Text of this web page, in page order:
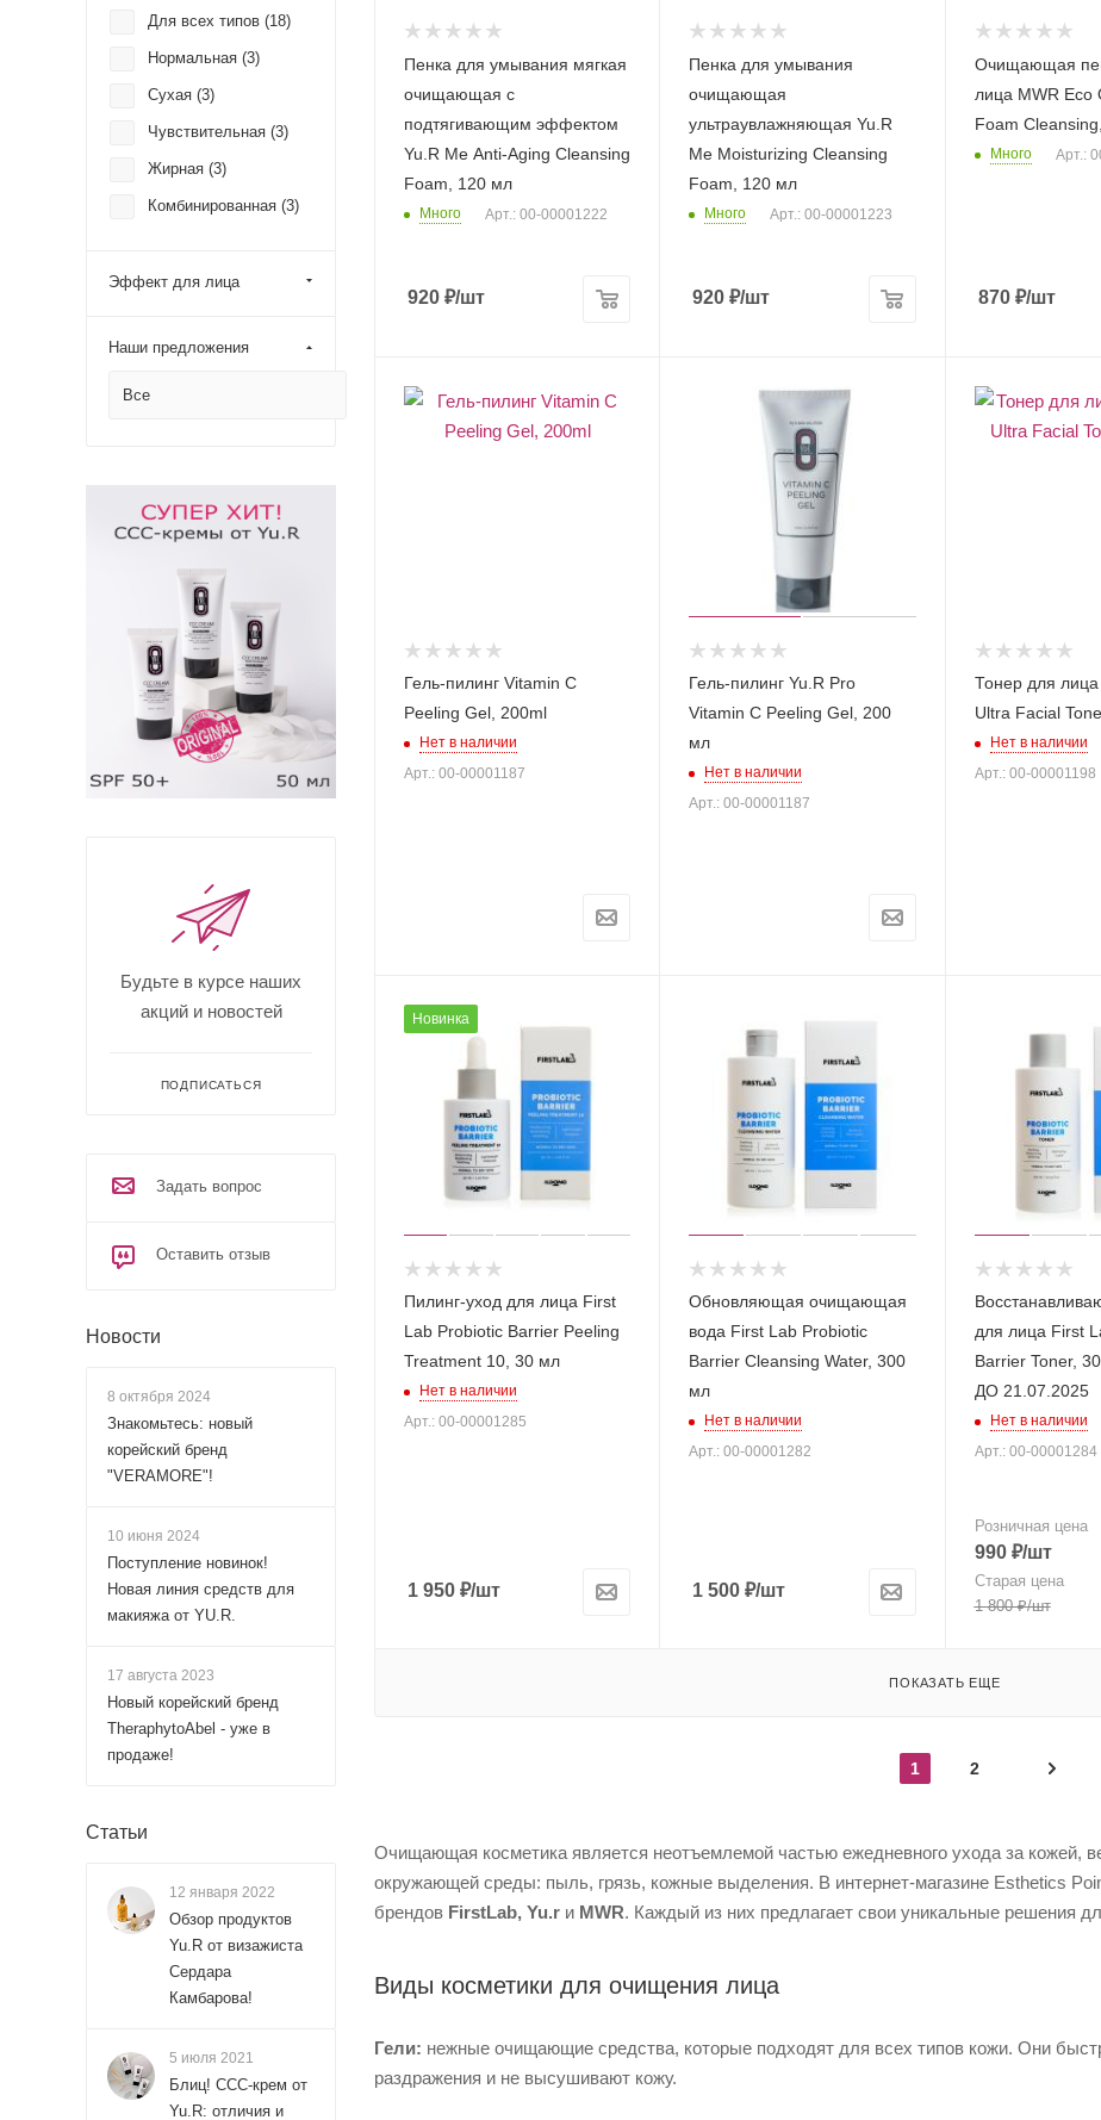
Пенка для умывания мягкая
очищающая с
подтягивающим эффектом
Yu.R Me Anti-Aging Cleansing
Foam, 120 мл
Много Арт.: 00-00001222
920 ₽/шт
Пенка для умывания
очищающая
ультраувлажняющая Yu.R
Me Moisturizing Cleansing
Foam, 120 мл
Много Арт.: 00-00001223
920 ₽/шт
Очищающая
лица MWR Eco
Foam
Много Арт.:
870₽/шт
Гель-пилинг Vitamin C
Peeling Gel, 200ml
Нет в наличии
Арт.: 00-00001187
Гель-пилинг Yu.R Pro
Vitamin C Peeling Gel, 200
мл
Нет в наличии
Арт.: 00-00001187
Тонер для
Ultra Facial
Нет в наличии
Арт.: 00-00001198
Новинка
Пилинг-уход для лица First
Lab Probiotic Barrier Peeling
Treatment 10, 30 мл
Нет в наличии
Арт.: 00-00001285
1 950 ₽/шт
Обновляющая очищающая
вода First Lab Probiotic
Barrier Cleansing Water, 300
мл
Нет в наличии
Арт.: 00-00001282
1 500 ₽/шт
для лица First
Barrier Toner,
ДО 21.07.2025
Нет в наличии
Арт.: 00-00001284
Розничная цена
990₽/шт
Старая цена
1 800₽/шт
ПОКАЗАТЬ ЕЩЕ
1 2
Очищающая косметика является неотъемлемой частью ежедневного ухода за кожей,
окружающей среды: пыль, грязь, кожные выделения. В интернет-магазине Esthetics
брендов FirstLab, Yu.r и MWR. Каждый из них предлагает свои уникальные решения
Виды косметики для очищения лица
Гели: нежные очищающие средства, которые подходят для всех типов кожи. Они
раздражения и не высушивают кожу.
Для всех типов (18)
Нормальная (3)
Сухая (3)
Чувствительная (3)
Жирная (3)
Комбинированная (3)
Эффект для лица
Наши предложения
Все
Будьте в курсе наших
акций и новостей
ПОДПИСАТЬСЯ
Задать вопрос
Оставить отзыв
Новости
8 октября 2024
Знакомьтесь: новый
корейский бренд
"VERAMORE"!
10 июня 2024
Поступление новинок!
Новая линия средств для
макияжа от YU.R.
17 августа 2023
Новый корейский бренд
TheraphytoAbel - уже в
продаже!
Статьи
12 января 2022
Обзор продуктов
Yu.R от визажиста
Сердара
Камбарова!
5 июля 2021
Блиц! ССС-крем от
Yu.R: отличия и